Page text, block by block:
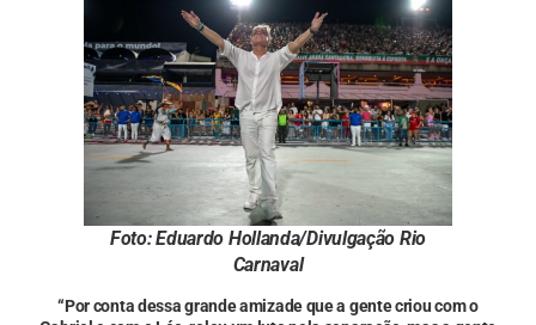
Foto: Eduardo Hollanda/Divulgação Rio
Carnaval
“Por conta dessa grande amizade que a gente criou com o